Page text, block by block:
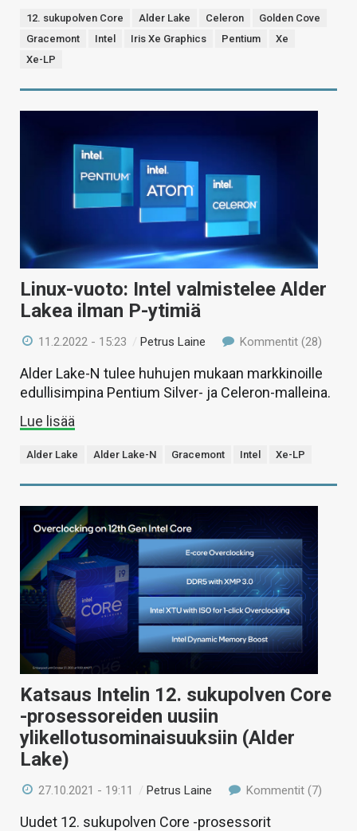
12. sukupolven Core Alder Lake Celeron
Golden Cove
Gracemont
Intel Iris Xe Graphics Pentium
Xe
Xe-LP
Linux-vuoto: Intel valmistelee Alder
Lakea ilman P-ytimiä
11.2.2022 - 15:23 /Petrus Laine Kommentit (28)
Alder Lake-N tulee huhujen mukaan markkinoille
edullisimpina Pentium Silver- ja Celeron-malleina.
Lue lisää
Alder Lake Alder Lake-N Gracemont Intel Xe-LP
Katsaus Intelin 12. sukupolven Core
-prosessoreiden uusiin
ylikellotusominaisuuksiin (Alder
Lake)
27.10.2021 - 19:11 /Petrus Laine Kommentit (7)
Uudet 12. sukupolven Core -prosessorit